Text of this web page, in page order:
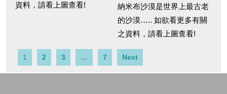
資料，請看上圖查看!
納米布沙漠是世界上最古老
的沙漠….. 如欲看更多有關
之資料，請看上圖查看!
1 2 3 … 7 Next